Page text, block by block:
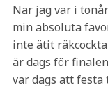
När jag var i
min absoluta
inte ätit
är dags för
var dags att